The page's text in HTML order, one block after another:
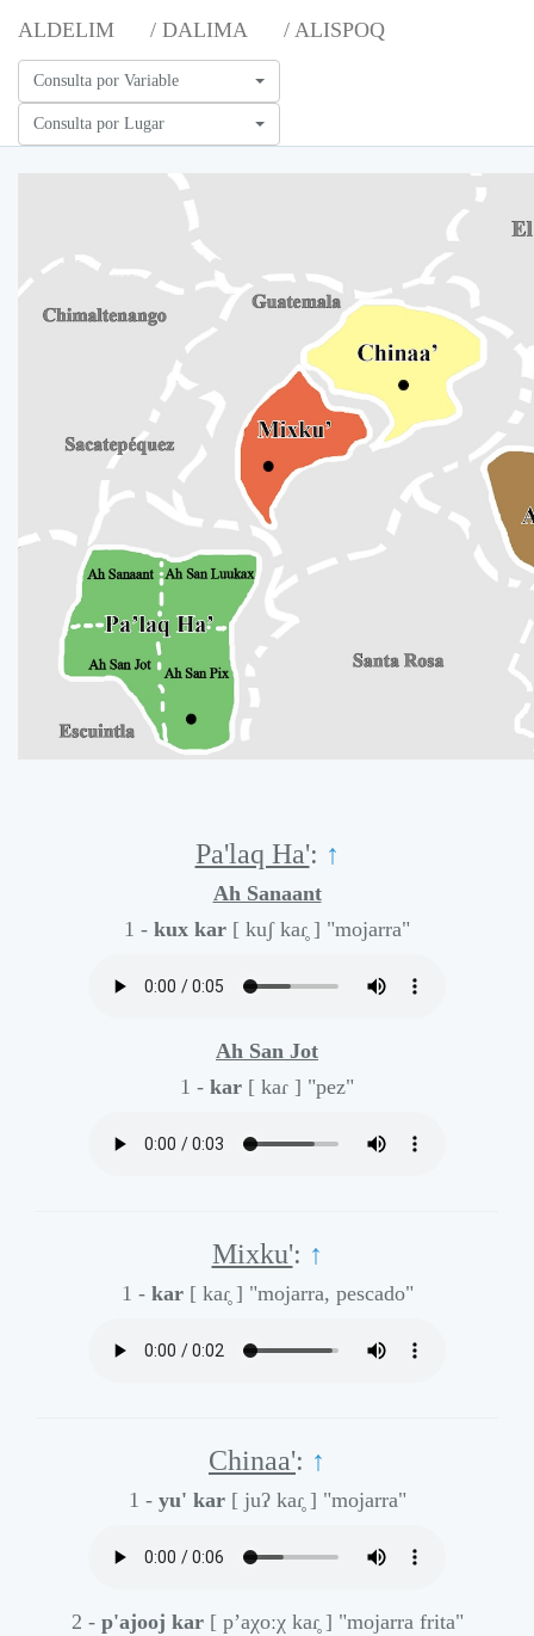
ALDELIM / DALIMA / ALISPOQ
Consulta por Variable
Consulta por Lugar
Pa'laq Ha': ↑
Ah Sanaant
1 - kux kar [ kuʃ kaɾ̥ ] "mojarra"
Ah San Jot
1 - kar [ kaɾ ] "pez"
Mixku': ↑
1 - kar [ kaɾ̥ ] "mojarra, pescado"
Chinaa': ↑
1 - yu' kar [ juʔ kaɾ̥ ] "mojarra"
2 - p'ajooj kar [ p’aχoːχ kaɾ̥ ] "mojarra frita"